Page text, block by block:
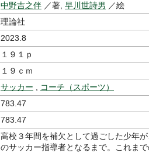
中野吉之伴 ／著, 早川世詩男 ／絵
理論社
2023.8
１９１ｐ
１９ｃｍ
サッカー
コーチ（スポーツ）
783.47
783.47
高校３年間を補欠として過ごした少年
のサッカー指導者となるまで。これま